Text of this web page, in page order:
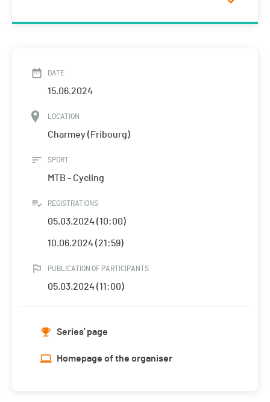
DATE
15.06.2024
LOCATION
Charmey (Fribourg)
SPORT
MTB - Cycling
REGISTRATIONS
05.03.2024 (10:00)
10.06.2024 (21:59)
PUBLICATION OF PARTICIPANTS
05.03.2024 (11:00)
Series' page
Homepage of the organiser